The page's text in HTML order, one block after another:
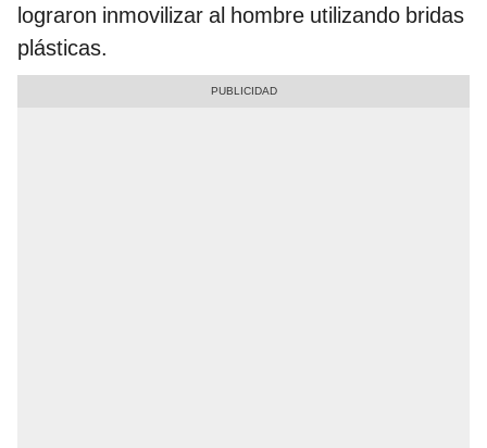
lograron inmovilizar al hombre utilizando bridas
plásticas.